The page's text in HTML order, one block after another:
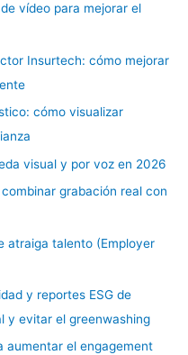
vídeo para mejorar el
Insurtech: cómo mejorar
cómo visualizar
visual y por voz en 2026
grabación real con
atraiga talento (Employer
y reportes ESG de
y evitar el greenwashing
aumentar el engagement